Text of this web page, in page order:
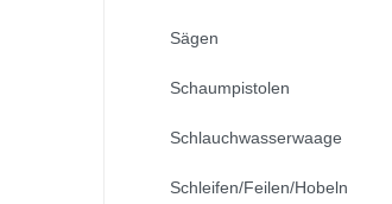
Sägen
Schaumpistolen
Schlauchwasserwaage
Schleifen/Feilen/Hobeln